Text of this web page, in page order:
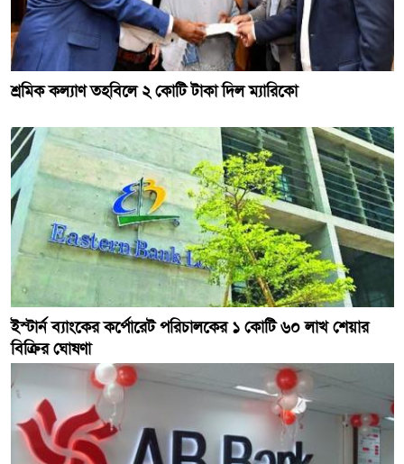
শ্রমিক কল্যাণ তহবিলে ২ কোটি টাকা দিল ম্যারিকো
ইস্টার্ন ব্যাংকের কর্পোরেট পরিচালকের ১ কোটি ৬০ লাখ শেয়ার
বিক্রির ঘোষণা